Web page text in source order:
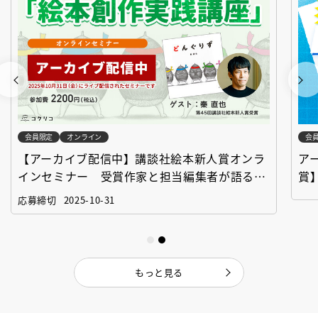
会員限定 オンライン
【アーカイブ配信中】講談社絵本新人賞オンラ
インセミナー 受賞作家と担当編集者が語る
「絵本創作実践講座」
応募締切 2025-10-31
会
ア
賞
もっと見る